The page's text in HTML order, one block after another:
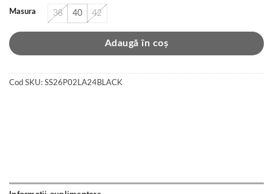
Masura 38 40 42
Adaugă în coș
Cod SKU: SS26P02LA24BLACK